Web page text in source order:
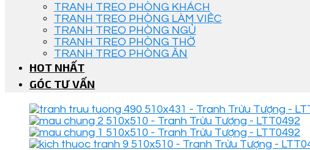
TRANH TREO PHÒNG KHÁCH
TRANH TREO PHÒNG LÀM VIỆC
TRANH TREO PHÒNG NGỦ
TRANH TREO PHÒNG THỜ
TRANH TREO PHÒNG ĂN
HOT NHẤT
GÓC TƯ VẤN